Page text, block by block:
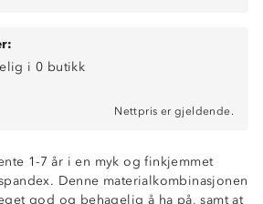
i 0 butikk
Nettpris er gjeldende.
1-7 år i en myk og finkjemmet
Denne materialkombinasjonen
god og behagelig å ha på, samt at